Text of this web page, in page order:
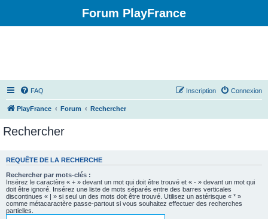
Forum PlayFrance
FAQ Connexion
Inscription
PlayFrance Forum Rechercher
Rechercher
REQUÊTE DE LA RECHERCHE
Rechercher par mots-clés :
Insérez le caractère « + » devant un mot qui doit être trouvé et « - » devant un mot qui
doit être ignoré. Insérez une liste de mots séparés entre des barres verticales
discontinues « | » si seul un des mots doit être trouvé. Utilisez un astérisque « * »
comme métacaractère passe-partout si vous souhaitez effectuer des recherches
partielles.